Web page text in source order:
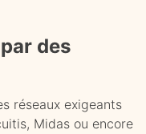
des
réseaux exigeants
Midas ou encore